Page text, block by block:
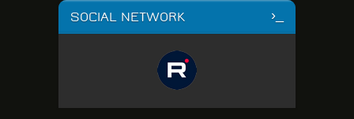
SOCIAL NETWORK